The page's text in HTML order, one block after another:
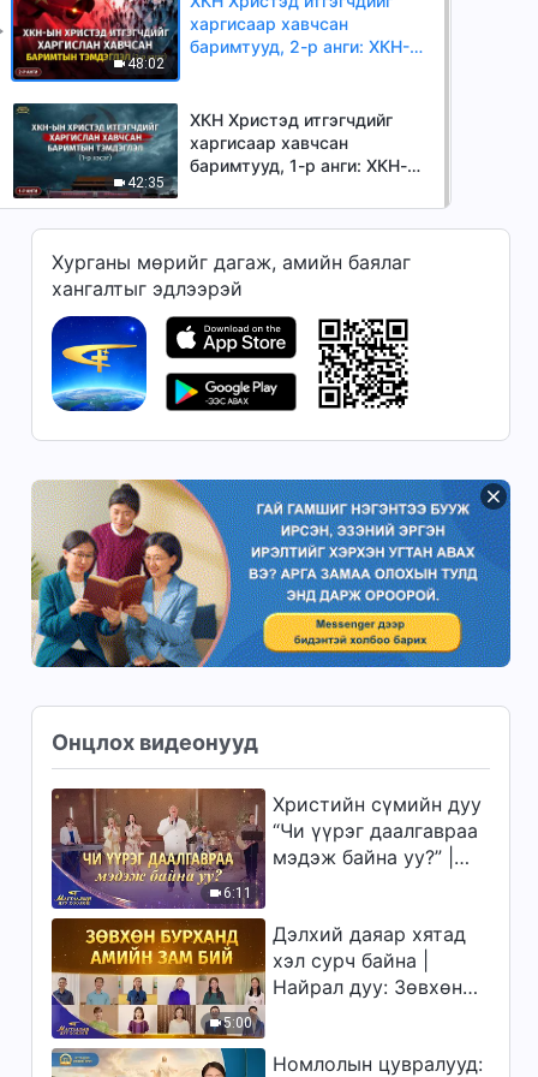
хэсэг)
48:02
харгисаар хавчсан
баримтууд, 2-р анги: ХКН-
баримтын тэмдэглэл (2-р
хэсэг)
42:35
ХКН Христэд итгэгчдийг
харгисаар хавчсан
баримтууд, 1-р анги: ХКН-ын
харгислан хавчсан
баримтын тэмдэглэл (1-р
хэсэг)
Хурганы мөрийг дагаж, амийн баялаг
хангалтыг эдлээрэй
Онцлох видеонууд
6:11
Христийн сүмийн дуу
“Чи үүрэг даалгавраа
мэдэж байна уу?” |
5:00
Дэлхий даяар хятад
хэл сурч байна |
Найрал дуу: Зөвхөн
дуу хоолой
Номлолын цувралууд: